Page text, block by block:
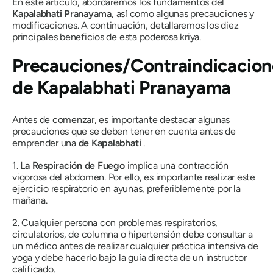
Kapalabhati Pranayama, así como algunas precauciones y
modificaciones. A continuación, detallaremos los diez
principales beneficios de esta poderosa kriya.
Precauciones/
de Kapalabhati Pranayama
Antes de comenzar, es importante destacar algunas
precauciones que se deben tener en cuenta antes de
emprender una de Kapalabhati .
1. La Respiración de Fuegoimplica una contracción
vigorosa del abdomen. Por ello, es importante realizar este
ejercicio respiratorio en ayunas, preferiblemente por la
mañana.
2. Cualquier persona con problemas respiratorios,
circulatorios, de columna o hipertensión debe consultar a
un médico antes de realizar cualquier práctica intensiva de
yoga y debe hacerlo bajo la guía directa de un instructor
calificado.